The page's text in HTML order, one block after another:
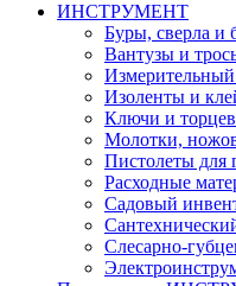
ИНСТРУМЕНТ
Буры, сверла и
Вантузы и
Изоленты и
Ключи и
Молотки,
Пистолеты для
Расходные
Садовый
Слесарно-